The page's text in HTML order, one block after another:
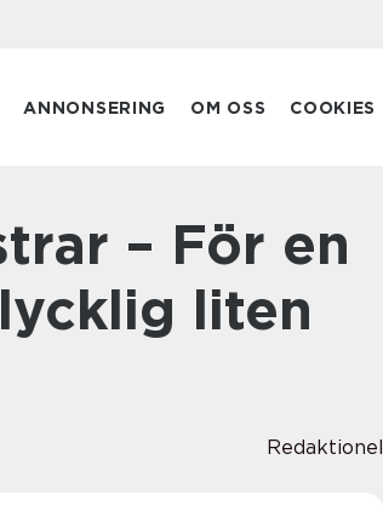
ANNONSERING OM OSS COOKIES
liten
Redaktionel